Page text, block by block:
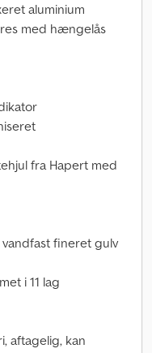
aluminium
med hængelås
fra Hapert med
fineret gulv
i 11 lag
aftagelig, kan